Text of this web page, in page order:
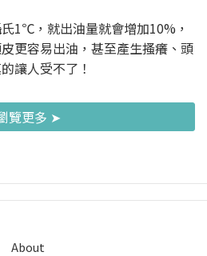
1℃，就出油量就會增加10%，
更容易出油，甚至產生搔癢、頭
讓人受不了！
覽更多 ➤
About